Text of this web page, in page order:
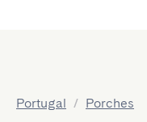
Portugal / Porches